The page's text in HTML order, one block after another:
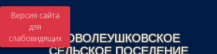
Версия сайта
для
слабовидящихНОВОЛЕУШКОВСКОЕ
СЕЛЬСКОЕ ПОСЕЛЕНИЕ